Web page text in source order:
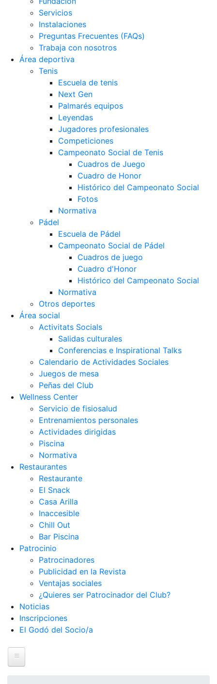
Servicios
Instalaciones
Preguntas Frecuentes (FAQs)
Trabaja con nosotros
Área deportiva
Tenis
Escuela de tenis
Next Gen
Palmarés equipos
Leyendas
Jugadores profesionales
Competiciones
Campeonato Social de Tenis
Cuadros de Juego
Cuadro de Honor
Histórico del Campeonato Social
Fotos
Normativa
Pádel
Escuela de Pádel
Campeonato Social de Pádel
Cuadros de juego
Cuadro d'Honor
Histórico del Campeonato Social
Normativa
Otros deportes
Área social
Activitats Socials
Salidas culturales
Conferencias e Inspirational Talks
Calendario de Actividades Sociales
Juegos de mesa
Peñas del Club
Wellness Center
Servicio de fisiosalud
Entrenamientos personales
Actividades dirigidas
Piscina
Normativa
Restaurantes
Restaurante
El Snack
Casa Arilla
Inaccesible
Chill Out
Bar Piscina
Patrocinio
Patrocinadores
Publicidad en la Revista
Ventajas sociales
¿Quieres ser Patrocinador del Club?
Noticias
Inscripciones
El Godó del Socio/a